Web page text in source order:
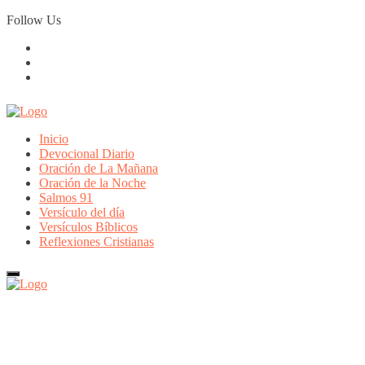
Skip
to
Follow Us
Inicio
Devocional Diario
Oración de La Mañana
Oración de la Noche
Salmos 91
Versículo del día
Versículos Bíblicos
Reflexiones Cristianas